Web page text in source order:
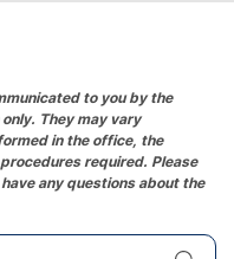
to you by the
They may vary
in the office, the
required. Please
any questions about the